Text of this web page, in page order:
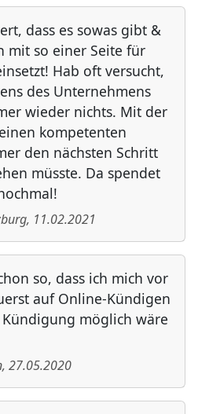
dass es sowas gibt &
mit so einer Seite für
Hab oft versucht,
des Unternehmens
wieder nichts. Mit der
kompetenten
den nächsten Schritt
müsste. Da spendet
, 11.02.2021
so, dass ich mich vor
auf Online-Kündigen
möglich wäre
, 27.05.2020